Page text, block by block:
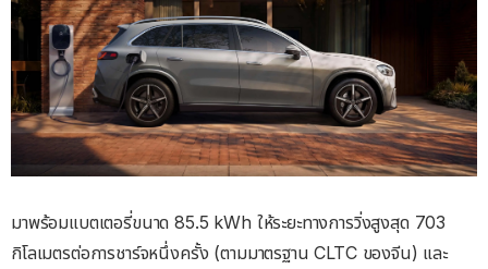
มาพร้อมแบตเตอรี่ขนาด 85.5 kWh ให้ระยะทางการวิ่งสูงสุด 703
กิโลเมตรต่อการชาร์จหนึ่งครั้ง (ตามมาตรฐาน CLTC ของจีน) และ